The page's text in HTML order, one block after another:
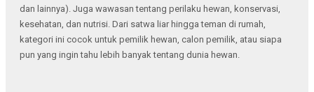
dan lainnya). Juga wawasan tentang perilaku hewan, konservasi,
kesehatan, dan nutrisi. Dari satwa liar hingga teman di rumah,
kategori ini cocok untuk pemilik hewan, calon pemilik, atau siapa
pun yang ingin tahu lebih banyak tentang dunia hewan.